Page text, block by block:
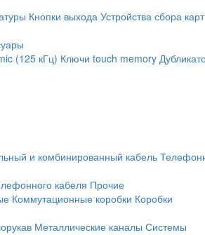
Кнопки выхода Устройства сбора карт
(125 кГц) Ключи touch memory
и комбинированный кабель
кабеля Прочие
Коммутационные коробки Коробки
Металлические каналы Системы